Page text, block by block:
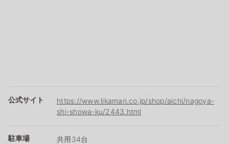
公式サイト
https://www.likaman.co.jp/shop/aichi/nagoya-
shi-showa-ku/2443.html
駐車場 共用34台